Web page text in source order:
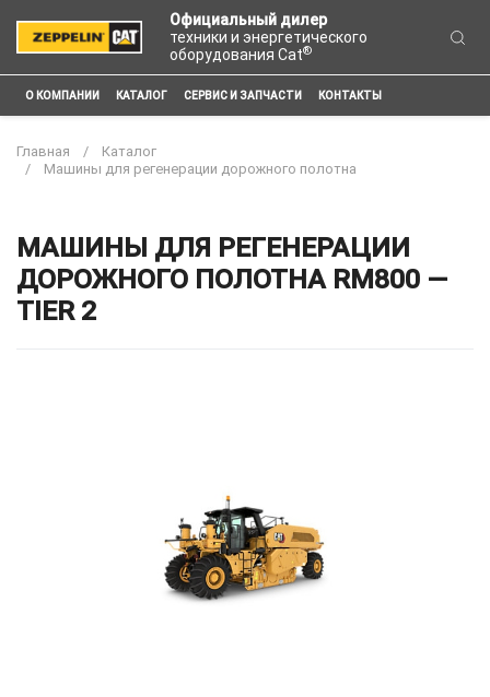
Официальный дилер
техники и энергетического
оборудования Cat®
О КОМПАНИИ КАТАЛОГ СЕРВИС И ЗАПЧАСТИ КОНТАКТЫ
Главная
Каталог
Машины для регенерации дорожного полотна
МАШИНЫ ДЛЯ РЕГЕНЕРАЦИИ
ДОРОЖНОГО ПОЛОТНА RM800 —
TIER 2